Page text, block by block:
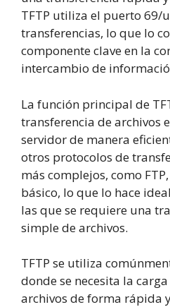
TFTP utiliza el puerto 69/
transferencias, lo que lo
componente clave en la
intercambio de
La función principal de
transferencia de archivos
servidor de manera
otros protocolos de
más complejos, como
básico, lo que lo hace
las que se requiere una
simple de archivos.
TFTP se utiliza
donde se necesita la
archivos de forma rápida